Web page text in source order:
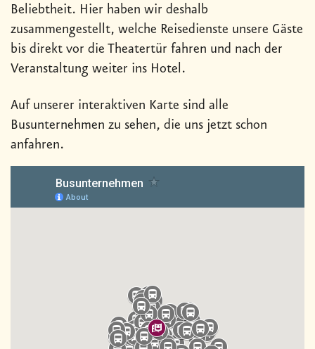
Beliebtheit. Hier haben wir deshalb
zusammengestellt, welche Reisedienste unsere Gäste
bis direkt vor die Theatertür fahren und nach der
Veranstaltung weiter ins Hotel.
Auf unserer interaktiven Karte sind alle
Busunternehmen zu sehen, die uns jetzt schon
anfahren.